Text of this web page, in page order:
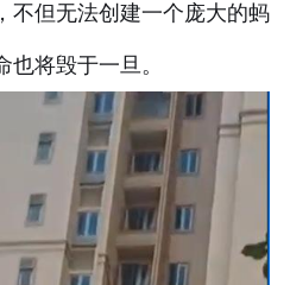
不但无法创建一个庞大的蚂
将毁于一旦。